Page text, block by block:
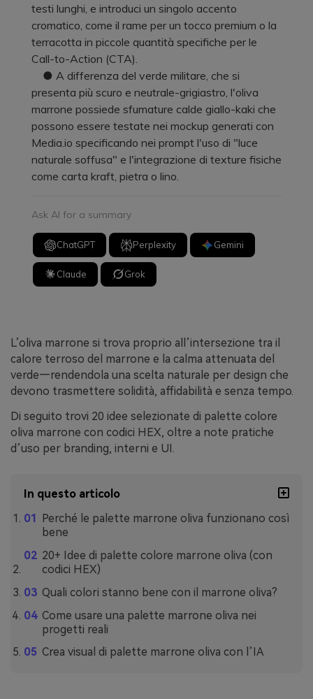
testi lunghi, e introduci un singolo accento
cromatico, come il rame per un tocco premium o la
terracotta in piccole quantità specifiche per le
Call-to-Action (CTA).
● A differenza del verde militare, che si
presenta più scuro e neutrale-grigiastro, l'oliva
marrone possiede sfumature calde giallo-kaki che
possono essere testate nei mockup generati con
Media.io specificando nei prompt l'uso di "luce
naturale soffusa" e l'integrazione di texture fisiche
come carta kraft, pietra o lino.
Ask AI for a summary
ChatGPT Perplexity Gemini
Claude Grok
L’oliva marrone si trova proprio all’intersezione tra il
calore terroso del marrone e la calma attenuata del
verde—rendendola una scelta naturale per design che
devono trasmettere solidità, affidabilità e senza tempo.
Di seguito trovi 20 idee selezionate di palette colore
oliva marrone con codici HEX, oltre a note pratiche
d’uso per branding, interni e UI.
In questo articolo
Perché le palette marrone oliva funzionano così
bene
20+ Idee di palette colore marrone oliva (con
codici HEX)
Quali colori stanno bene con il marrone oliva?
Come usare una palette marrone oliva nei
progetti reali
Crea visual di palette marrone oliva con l’IA